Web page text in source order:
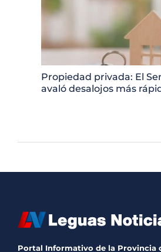
Propiedad privada: El
avaló desalojos más
Portal Informativo de la Provincia